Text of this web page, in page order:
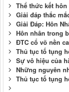
Thể thức kết
Giải đáp thắc
Giải Đáp: Hôn
Hôn nhân trong
ĐTC cổ võ nền
Thủ tục tố tụng
Sự vô hiệu của
Những nguyên
Thủ tục tố tụng